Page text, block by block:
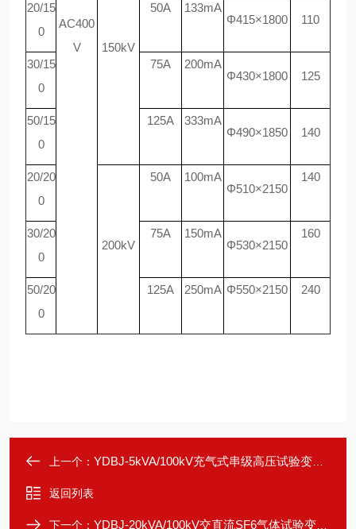
AC400
V
150kV
20/15
0
50A
133mA
Φ415×1800
110
30/15
0
75A
200mA
Φ430×1800
125
50/15
0
125A
333mA
Φ490×1850
140
20/20
0
200kV
50A
100mA
Φ510×2150
140
30/20
0
75A
150mA
Φ530×2150
160
50/20
0
125A 250mA Φ550×2150 240
上一个： YDBJ-5kVA/100kV充气式串级高压试验变压器
返回列表
下一个： YDBJ-20kVA/100kV交直流SF6气体试验变压器